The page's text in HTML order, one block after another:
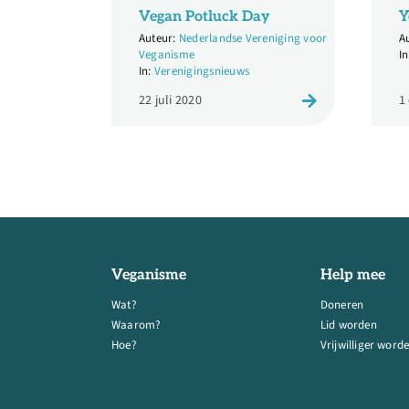
Vegan Potluck Day
Nederlandse Vereniging voor
Veganisme
Verenigingsnieuws
22 juli 2020
Veganisme
Wat?
Waarom?
Hoe?
Help mee
Doneren
Lid worden
Vrijwilliger